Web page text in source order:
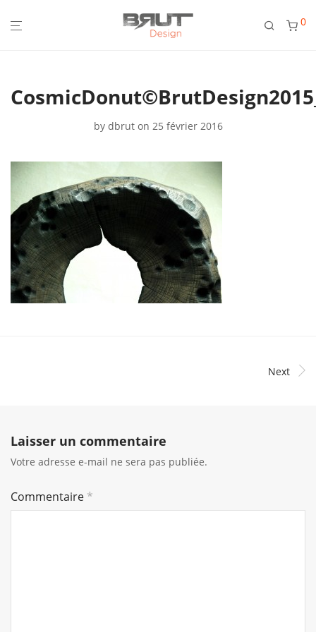
0
by dbrut on 25 février 2016
Next
Laisser un commentaire
Votre adresse e-mail ne sera pas publiée.
Commentaire *